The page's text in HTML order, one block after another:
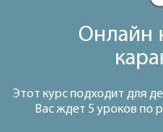
Онлайн
Этот курс подходит для
Вас ждет 5 уроков по